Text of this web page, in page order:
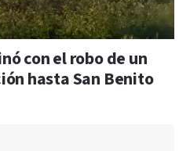
con el robo de un
hasta San Benito